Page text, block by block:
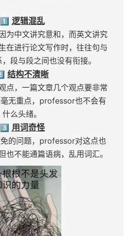
1⃣️ 逻辑混乱
为中文讲究意和，而英文讲究
在进行论文写作时，往往句与
段与段之间也没有衔接。
结构不清晰
点，一篇文章几个观点要非常
无重点，professor也不会有
什么头绪。
3⃣️ 用词奇怪
的问题，professor对这点也
也不能通篇语病，乱用词汇。